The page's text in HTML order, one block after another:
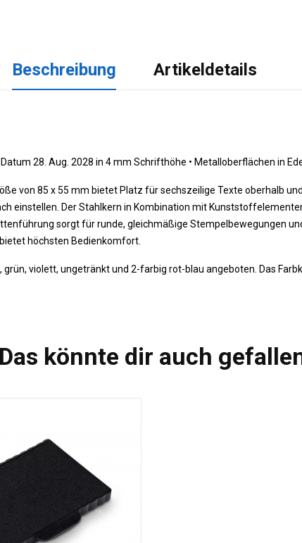
Beschreibung Artikeldetails
Datum 28. Aug. 2028 in 4 mm Schrifthöhe • Metalloberflächen in
von 85 x 55 mm bietet Platz für sechszeilige Texte oberhalb
einstellen. Der Stahlkern in Kombination mit
sorgt für runde, gleichmäßige Stempelbewegungen
höchsten Bedienkomfort.
violett, ungetränkt und 2-farbig rot-blau angeboten. Das
Das könnte dir auch